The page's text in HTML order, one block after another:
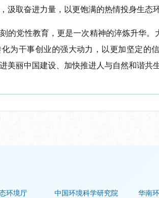
汲取奋进力量，以更饱满的热情投身生态
的党性教育，更是一次精神的淬炼升华
为干事创业的强大动力，以更加坚定的
美丽中国建设、加快推进人与自然和谐共
环境厅 中国环境科学研究院 华南